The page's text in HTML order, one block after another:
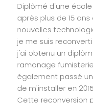
Diplômé d'une
après plus de 15
nouvelles
je me suis
j'ai obtenu un
ramonage
également passé
de m'installer en
Cette reconversion